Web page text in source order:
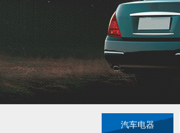
汽车电器